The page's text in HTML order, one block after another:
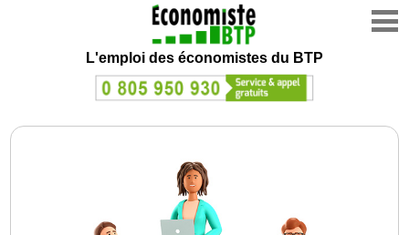
L'emploi des économistes du BTP